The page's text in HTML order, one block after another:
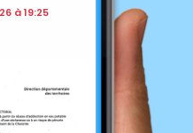
à 19:25